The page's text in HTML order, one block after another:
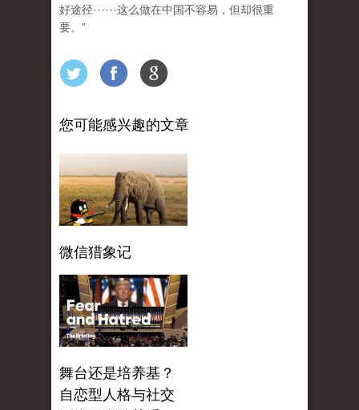
好途径······这么做在中国不容易，但却很重
要。”
您可能感兴趣的文章
微信猎象记
舞台还是培养基？
自恋型人格与社交